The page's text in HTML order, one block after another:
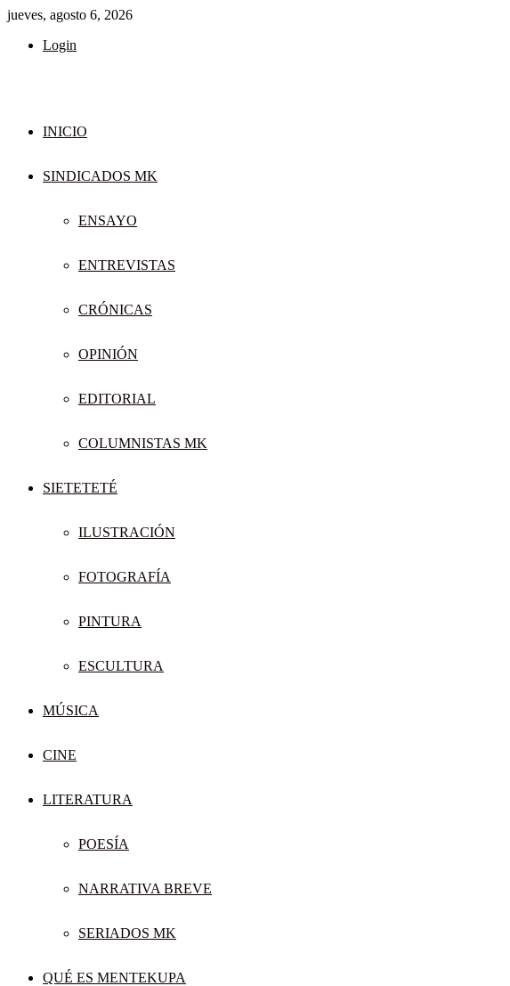
jueves, agosto 6, 2026
Login
INICIO
SINDICADOS MK
ENSAYO
ENTREVISTAS
CRÓNICAS
OPINIÓN
EDITORIAL
COLUMNISTAS MK
SIETETETÉ
ILUSTRACIÓN
FOTOGRAFÍA
PINTURA
ESCULTURA
MÚSICA
CINE
LITERATURA
POESÍA
NARRATIVA BREVE
SERIADOS MK
QUÉ ES MENTEKUPA